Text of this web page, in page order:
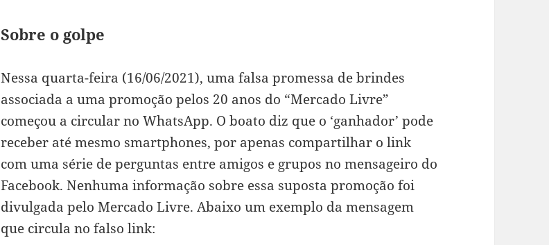
Sobre o golpe
Nessa quarta-feira (16/06/2021), uma falsa promessa de brindes
associada a uma promoção pelos 20 anos do “Mercado Livre”
começou a circular no WhatsApp. O boato diz que o ‘ganhador’ pode
receber até mesmo smartphones, por apenas compartilhar o link
com uma série de perguntas entre amigos e grupos no mensageiro do
Facebook. Nenhuma informação sobre essa suposta promoção foi
divulgada pelo Mercado Livre. Abaixo um exemplo da mensagem
que circula no falso link: